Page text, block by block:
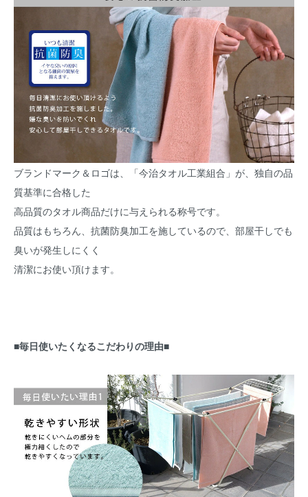
ブランドマーク＆ロゴは、「今治タオル工業組合」が、独自の品
質基準に合格した
高品質のタオル商品だけに与えられる称号です。
品質はもちろん、抗菌防臭加工を施しているので、部屋干しでも
臭いが発生しにくく
清潔にお使い頂けます。
■毎日使いたくなるこだわりの理由■